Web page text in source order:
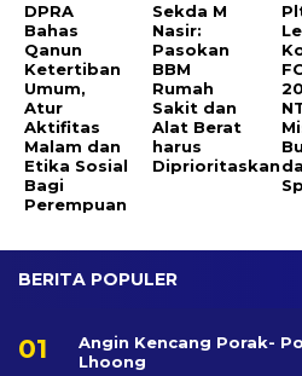
DPRA
Bahas
Qanun
Ketertiban
Umum,
Atur
Aktifitas
Malam dan
Etika Sosial
Bagi
Perempuan
Sekda M
Nasir:
Pasokan
BBM
Rumah
Sakit dan
Alat Berat
harus
Diprioritaskan
BERITA POPULER
Angin Kencang Porak-
Lhoong